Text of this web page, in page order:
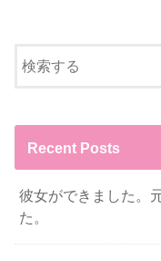
Recent Posts
彼女ができました。
た。